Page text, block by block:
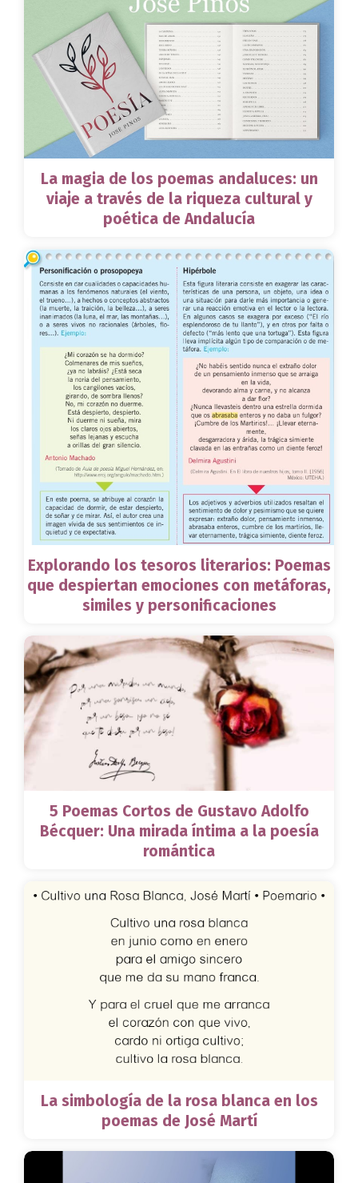
La magia de los poemas andaluces: un
viaje a través de la riqueza cultural y
poética de Andalucía
Explorando los tesoros literarios: Poemas
que despiertan emociones con metáforas,
similes y personificaciones
5 Poemas Cortos de Gustavo Adolfo
Bécquer: Una mirada íntima a la poesía
romántica
La simbología de la rosa blanca en los
poemas de José Martí